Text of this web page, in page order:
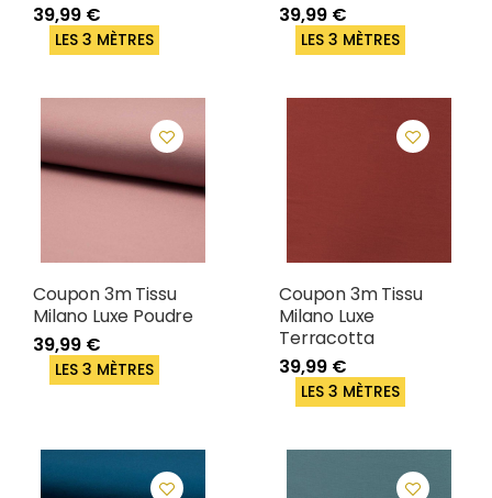
39,99 €
LES 3 MÈTRES
39,99 €
LES 3 MÈTRES
Coupon 3m Tissu
Milano Luxe Poudre
39,99 €
LES 3 MÈTRES
Coupon 3m Tissu
Milano Luxe
Terracotta
39,99 €
LES 3 MÈTRES